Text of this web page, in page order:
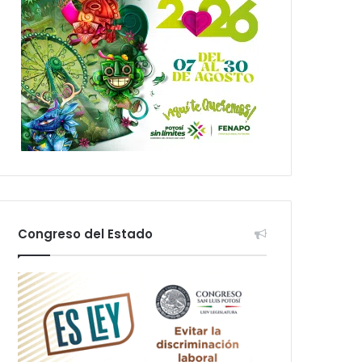
Congreso del Estado